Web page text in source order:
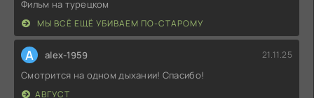
Фильм на турецком
МЫ ВСЁ ЕЩЁ УБИВАЕМ ПО-СТАРОМУ
A alex-1959 21.11.25
Смотрится на одном дыхании! Спасибо!
АВГУСТ